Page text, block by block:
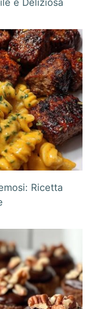
e Deliziosa
Ricetta